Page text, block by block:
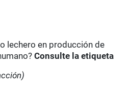
lechero en producción de
Consulte la etiqueta